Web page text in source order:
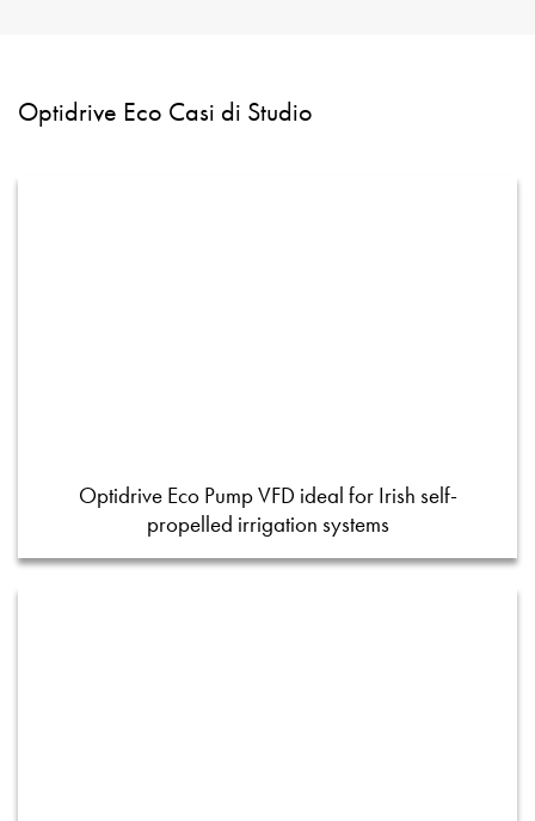
Optidrive Eco Casi di Studio
Optidrive Eco Pump VFD ideal for Irish self-
propelled irrigation systems